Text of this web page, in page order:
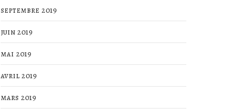
septembre 2019
juin 2019
mai 2019
avril 2019
mars 2019